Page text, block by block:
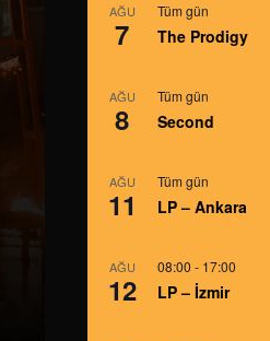
AĞU
7
Tüm gün
The Prodigy
AĞU
8
Tüm gün
Second
AĞU
11
Tüm gün
LP – Ankara
AĞU
12
08:00 - 17:00
LP – İzmir